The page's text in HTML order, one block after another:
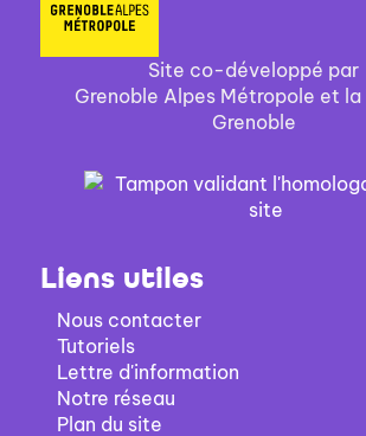
Site co-développé par
Grenoble Alpes Métropole et la
Grenoble
Liens utiles
Nous contacter
Tutoriels
Lettre d'information
Notre réseau
Plan du site